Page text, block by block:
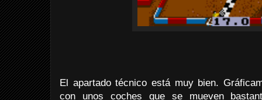
El apartado técnico está muy bien.
con unos coches que se mueven